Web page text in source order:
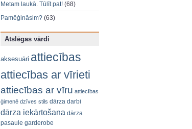
Metam laukā. Tūlīt pat! (68)
Pamēģināsim? (63)
Atslēgas vārdi
aksesuāri attiecības
attiecības ar vīrieti
attiecības ar vīru attiecības
ģimenē dzīves stils dārza darbi
dārza iekārtošana dārza
pasaule garderobe